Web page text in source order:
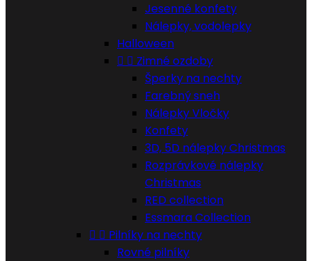
Jesenné konfety
Nálepky, vodolepky
Halloween
  Zimné ozdoby
Šperky na nechty
Farebný sneh
Nálepky Vločky
Konfety
3D, 5D nálepky Christmas
Rozprávkové nálepky
Christmas
RED collection
Essmara Collection
  Pilníky na nechty
Rovné pilníky